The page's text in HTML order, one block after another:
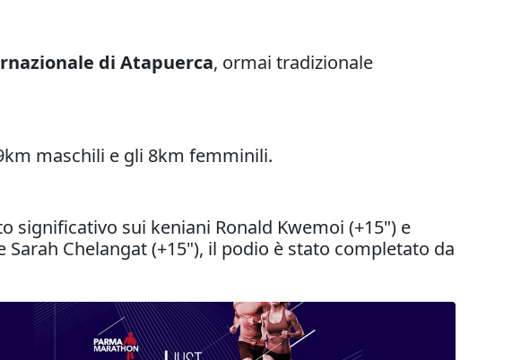
di Atapuerca, ormai tradizionale
maschili e gli 8km femminili.
sui keniani Ronald Kwemoi (+15") e
Chelangat (+15"), il podio è stato completato da